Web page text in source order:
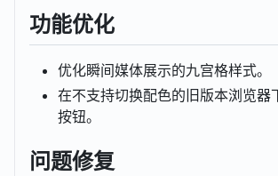
功能优化
优化瞬间媒体展示的九宫格样式。
在不支持切换配色的旧版本浏览器
按钮。
问题修复